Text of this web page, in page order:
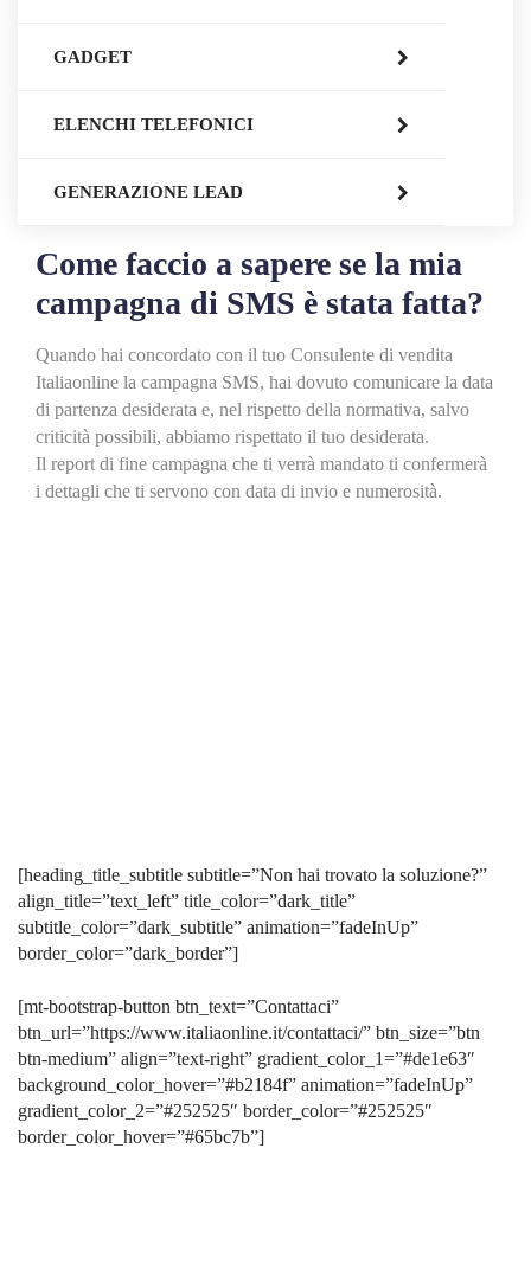
GADGET
ELENCHI TELEFONICI
GENERAZIONE LEAD
Come faccio a sapere se la mia
campagna di SMS è stata fatta?
Quando hai concordato con il tuo Consulente di vendita
Italiaonline la campagna SMS, hai dovuto comunicare la data
di partenza desiderata e, nel rispetto della normativa, salvo
criticità possibili, abbiamo rispettato il tuo desiderata.
Il report di fine campagna che ti verrà mandato ti confermerà
i dettagli che ti servono con data di invio e numerosità.
[heading_title_subtitle subtitle=”Non hai trovato la soluzione?”
align_title=”text_left” title_color=”dark_title”
subtitle_color=”dark_subtitle” animation=”fadeInUp”
border_color=”dark_border”]
[mt-bootstrap-button btn_text=”Contattaci”
btn_url=”https://www.italiaonline.it/contattaci/” btn_size=”btn
btn-medium” align=”text-right” gradient_color_1=”#de1e63″
background_color_hover=”#b2184f” animation=”fadeInUp”
gradient_color_2=”#252525″ border_color=”#252525″
border_color_hover=”#65bc7b”]